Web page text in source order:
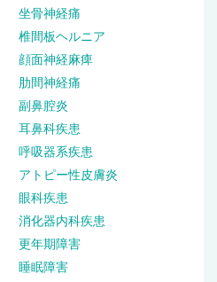
坐骨神経痛
椎間板ヘルニア
顔面神経麻痺
肋間神経痛
副鼻腔炎
耳鼻科疾患
呼吸器系疾患
アトピー性皮膚炎
眼科疾患
消化器内科疾患
更年期障害
睡眠障害